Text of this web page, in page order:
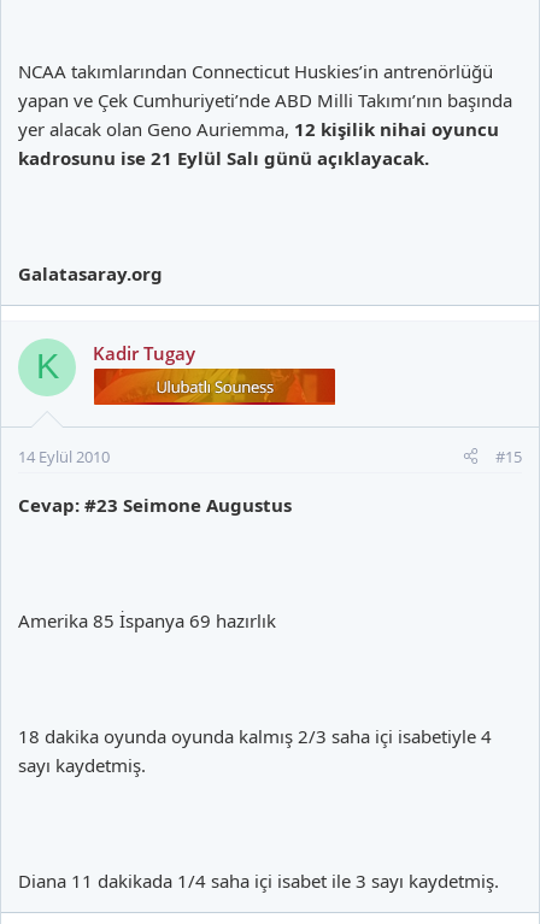
NCAA takımlarından Connecticut Huskies’in antrenörlüğü
yapan ve Çek Cumhuriyeti’nde ABD Milli Takımı’nın başında
yer alacak olan Geno Auriemma, 12 kişilik nihai oyuncu
kadrosunu ise 21 Eylül Salı günü açıklayacak.
Galatasaray.org
K Kadir Tugay
14 Eylül 2010 #15
Cevap: #23 Seimone Augustus
Amerika 85 İspanya 69 hazırlık
18 dakika oyunda oyunda kalmış 2/3 saha içi isabetiyle 4
sayı kaydetmiş.
Diana 11 dakikada 1/4 saha içi isabet ile 3 sayı kaydetmiş.